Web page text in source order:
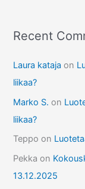
Recent
Laura kataja on
liikaa?
Marko S. on
liikaa?
Teppo on
Pekka on
13.12.2025